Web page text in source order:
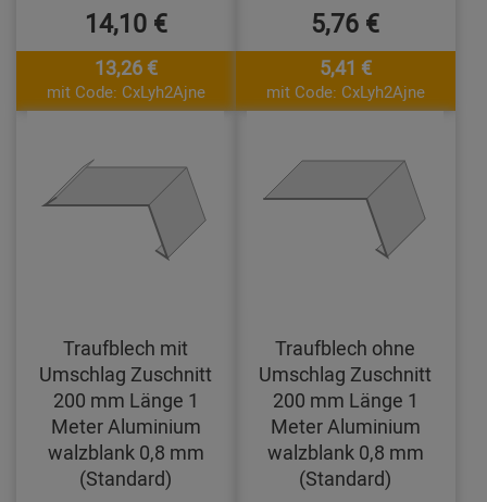
14,10 €
13,26 €
mit Code: CxLyh2Ajne
5,76 €
5,41 €
mit Code: CxLyh2Ajne
Traufblech mit
Umschlag Zuschnitt
200 mm Länge 1
Meter Aluminium
walzblank 0,8 mm
(Standard)
Traufblech ohne
Umschlag Zuschnitt
200 mm Länge 1
Meter Aluminium
walzblank 0,8 mm
(Standard)